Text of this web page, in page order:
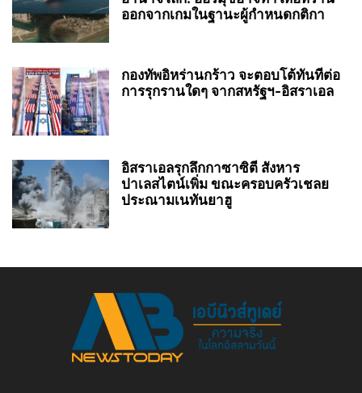
ออกจากเกมในฐานะผู้กำหนดกติกา
กองทัพอิหร่านกร้าว จะตอบโต้ทันทีต่อ
การรุกรานใดๆ จากสหรัฐฯ-อิสราเอล
อิสราเอลรุกลึกกาซาซิตี สังหาร
ปาเลสไตน์เพิ่ม ขณะครอบครัวเชลย
ประณามเนทันยาฮู